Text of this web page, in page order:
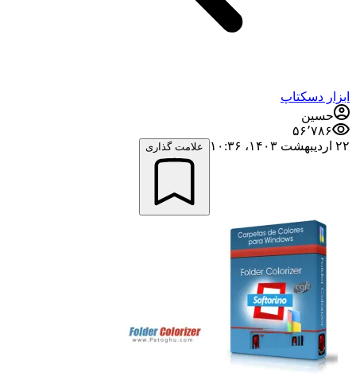
ابزار دسکتاپ
حسین
۵۶٬۷۸۶
۲۲ اردیبهشت ۱۴۰۳،‏ ۱۰:۳۶
علامت گذاری